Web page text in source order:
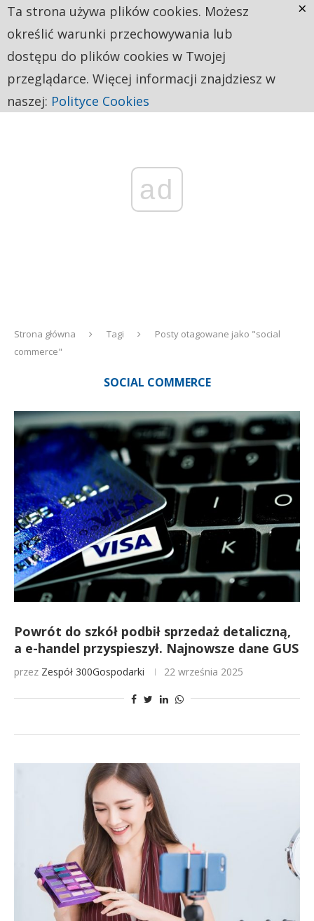
ad
Strona główna Tagi
Posty otagowane jako "social
commerce"
SOCIAL COMMERCE
Powrót do szkół podbił sprzedaż detaliczną,
a e-handel przyspieszył. Najnowsze dane GUS
przez Zespół 300Gospodarki 22 września 2025
Ta strona używa plików cookies. Możesz
określić warunki przechowywania lub
dostępu do plików cookies w Twojej
przeglądarce. Więcej informacji znajdziesz w
naszej: Polityce Cookies
×